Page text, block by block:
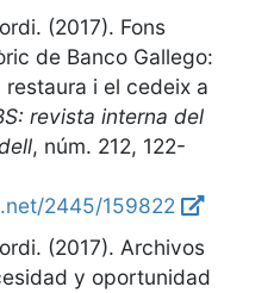
(2017). Fons
de Banco Gallego:
restaura i el cedeix a
revista interna del
, núm. 212, 122-
2445/159822
(2017). Archivos
y oportunidad